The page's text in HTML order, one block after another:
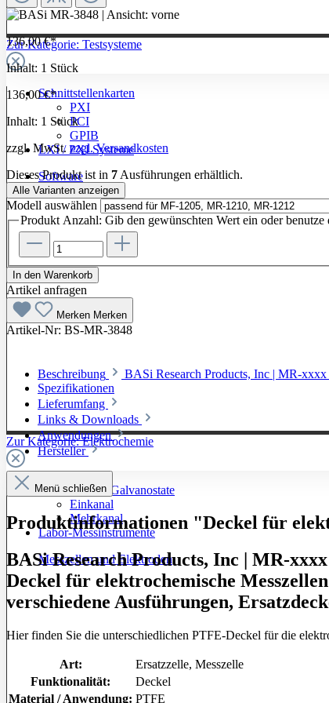
Zur Kategorie: Testsysteme
Schnittstellenkarten
PXI
PCI
GPIB
LXI / PXI Systeme
Software
Zur Kategorie: Elektrochemie
Potentiostate / Galvanostate
Einkanal
Mehrkanal
Labor-Messinstrumente
Messzellen und Elektroden
136,00 €*
Inhalt: 1 Stück
136,00 €*
Inhalt: 1 Stück
zzgl. MwSt.zzgl. Versandkosten
Dieses Produkt ist in 7 Ausführungen erhältlich.
Alle Varianten anzeigen
Modell auswählen
Produkt Anzahl: Gib den gewünschten Wert ein oder
In den Warenkorb
Artikel anfragen
Merken Merken
Artikel-Nr: BS-MR-3848
Beschreibung BASi Research Products, Inc | MR-
Spezifikationen
Lieferumfang
Links & Downloads
Anwendungen
Hersteller
Menü schließen
Produktinformationen "Deckel für
BASi Research Products, Inc | MR-
Deckel für elektrochemische Messzellen
verschiedene Ausführungen,
Hier finden Sie die unterschiedlichen PTFE-Deckel für die
Art: Ersatzzelle, Messzelle
Funktionalität:
Deckel
Material / Anwendung: PTFE